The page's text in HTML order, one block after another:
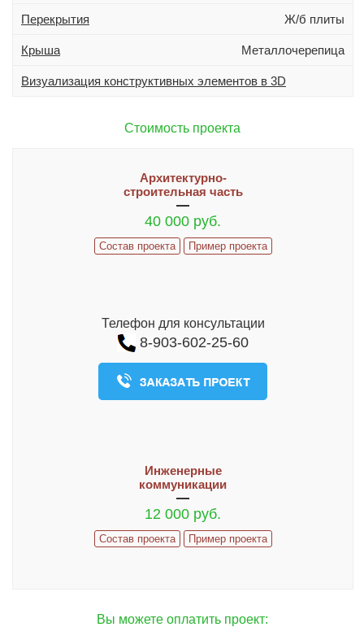
Гараж
Эркер
Индивидуальное проектирование
Как заказать проект
Гарантии и сервис
Реализованные проекты
Перекрытия Ж/б плиты
Крыша Металлочерепица
Визуализация конструктивных элементов в 3D
Стоимость проекта
Архитектурно-
строительная часть
40 000 руб.
Состав проекта Пример проекта
Телефон для консультации
8-903-602-25-60
Инженерные
коммуникации
12 000 руб.
Состав проекта Пример проекта
Вы можете оплатить проект: